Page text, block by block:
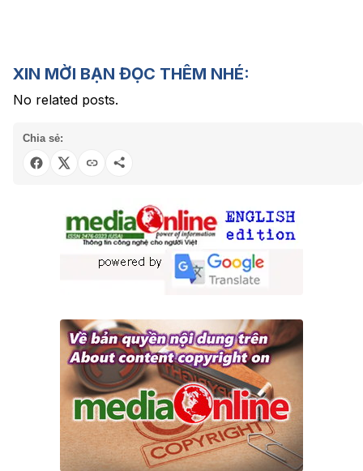
XIN MỜI BẠN ĐỌC THÊM NHÉ:
No related posts.
Chia sẻ: